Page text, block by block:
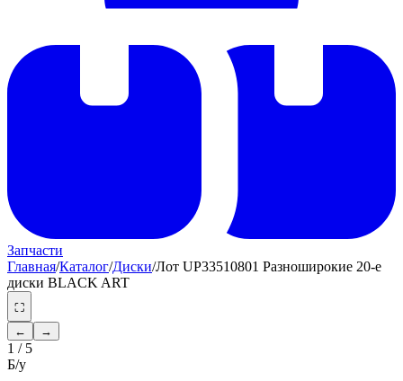
Запчасти
Главная/Каталог/Диски/Лот UP33510801 Разноширокие 20-е
диски BLACK ART
⛶
←
→
1 / 5
Б/у